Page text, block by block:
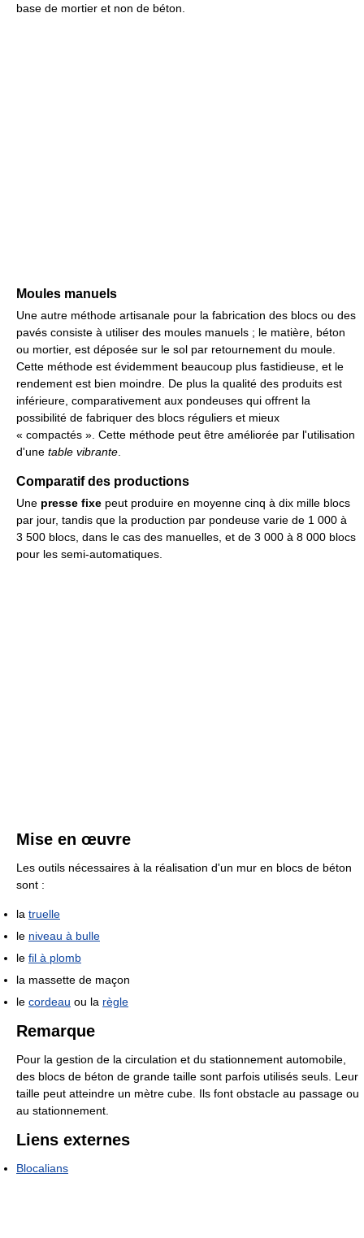
base de mortier et non de béton.
Moules manuels
Une autre méthode artisanale pour la fabrication des blocs ou des
pavés consiste à utiliser des moules manuels ; le matière, béton
ou mortier, est déposée sur le sol par retournement du moule.
Cette méthode est évidemment beaucoup plus fastidieuse, et le
rendement est bien moindre. De plus la qualité des produits est
inférieure, comparativement aux pondeuses qui offrent la
possibilité de fabriquer des blocs réguliers et mieux
« compactés ». Cette méthode peut être améliorée par l'utilisation
d'une table vibrante
Comparatif des productions
Une presse fixe peut produire en moyenne cinq à dix mille blocs
par jour, tandis que la production par pondeuse varie de 1 000 à
3 500 blocs , dans le cas des manuelles, et de 3 000 à 8 000 blocs
pour les semi-automatiques.
Mise en œuvre
Les outils nécessaires à la réalisation d'un mur en blocs de béton
sont :
la truelle
le niveau à bulle
le fil à plomb
la massette de maçon
le cordeau ou la règle
Remarque
Pour la gestion de la circulation et du stationnement automobile,
des blocs de béton de grande taille sont parfois utilisés seuls. Leur
taille peut atteindre un mètre cube. Ils font obstacle au passage ou
au stationnement.
Liens externes
Blocalians